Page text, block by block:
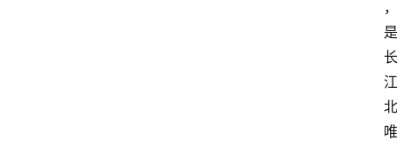
，
是
长
江
北
唯